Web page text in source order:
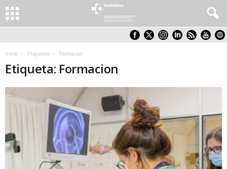
Inicio Etiquetas Formacion
Etiqueta: Formacion